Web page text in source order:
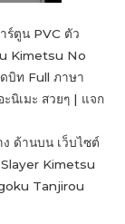
ร์ตูน PVC ตัว
Kimetsu No
บิท Full ภาษา
นิเมะ สวยๆ | แจก
ด้านบน เว็บไซต์
Slayer Kimetsu
Tanjirou